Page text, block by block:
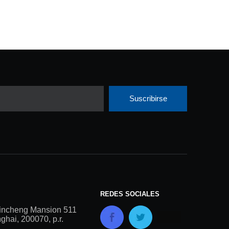
Suscribirse
Mansion 511
200070, p.r.
REDES SOCIALES